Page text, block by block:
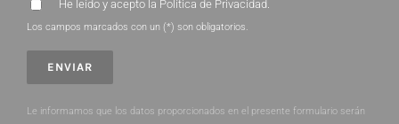
He leído y acepto la Política de Privacidad.
Los campos marcados con un (*) son obligatorios.
Le informamos que los datos proporcionados en el presente formulario serán